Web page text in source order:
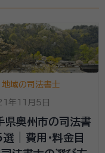
地域の司法書士
年11月5日
県奥州市の司法書
| 費用・料金目